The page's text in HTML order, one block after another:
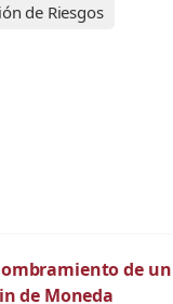
de Riesgos
de un
de Moneda